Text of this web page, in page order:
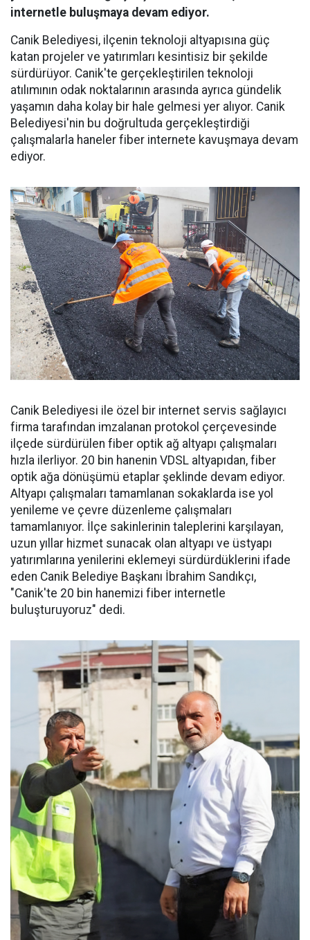
internetle buluşmaya devam ediyor.
Canik Belediyesi, ilçenin teknoloji altyapısına güç
katan projeler ve yatırımları kesintisiz bir şekilde
sürdürüyor. Canik'te gerçekleştirilen teknoloji
atılımının odak noktalarının arasında ayrıca gündelik
yaşamın daha kolay bir hale gelmesi yer alıyor. Canik
Belediyesi'nin bu doğrultuda gerçekleştirdiği
çalışmalarla haneler fiber internete kavuşmaya devam
ediyor.
Canik Belediyesi ile özel bir internet servis sağlayıcı
firma tarafından imzalanan protokol çerçevesinde
ilçede sürdürülen fiber optik ağ altyapı çalışmaları
hızla ilerliyor. 20 bin hanenin VDSL altyapıdan, fiber
optik ağa dönüşümü etaplar şeklinde devam ediyor.
Altyapı çalışmaları tamamlanan sokaklarda ise yol
yenileme ve çevre düzenleme çalışmaları
tamamlanıyor. İlçe sakinlerinin taleplerini karşılayan,
uzun yıllar hizmet sunacak olan altyapı ve üstyapı
yatırımlarına yenilerini eklemeyi sürdürdüklerini ifade
eden Canik Belediye Başkanı İbrahim Sandıkçı,
"Canik'te 20 bin hanemizi fiber internetle
buluşturuyoruz" dedi.